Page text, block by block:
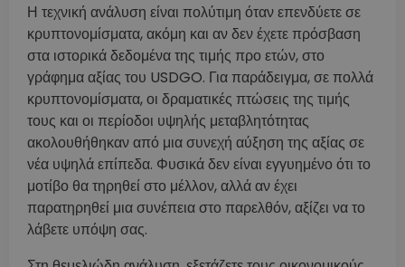
Η τεχνική ανάλυση είναι πολύτιμη όταν επενδύετε σε
κρυπτονομίσματα, ακόμη και αν δεν έχετε πρόσβαση
στα ιστορικά δεδομένα της τιμής προ ετών, στο
γράφημα αξίας του USDGO. Για παράδειγμα, σε πολλά
κρυπτονομίσματα, οι δραματικές πτώσεις της τιμής
τους και οι περίοδοι υψηλής μεταβλητότητας
ακολουθήθηκαν από μια συνεχή αύξηση της αξίας σε
νέα υψηλά επίπεδα. Φυσικά δεν είναι εγγυημένο ότι το
μοτίβο θα τηρηθεί στο μέλλον, αλλά αν έχει
παρατηρηθεί μια συνέπεια στο παρελθόν, αξίζει να το
λάβετε υπόψη σας.